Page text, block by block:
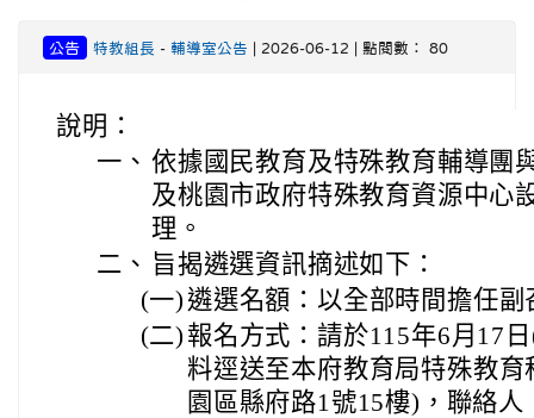
公告 特教組長 - 輔導室公告 | 2026-06-12 | 點閱數： 80
說明：
一、 依據國民教育及特殊教育輔導團
及桃園市政府特殊教育資源中心
理。
二、 旨揭遴選資訊摘述如下：
(一) 遴選名額：以全部時間擔任副
(二) 報名方式：請於115年6月17
料逕送至本府教育局特殊教
園區縣府路1號15樓)，聯絡